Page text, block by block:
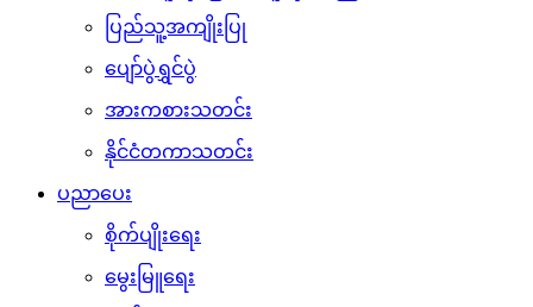
ပြည်သူ့အကျိုးပြု
ပျော်ပွဲရွှင်ပွဲ
အားကစားသတင်း
နိုင်ငံတကာသတင်း
ပညာပေး
စိုက်ပျိုးရေး
မွေးမြူရေး